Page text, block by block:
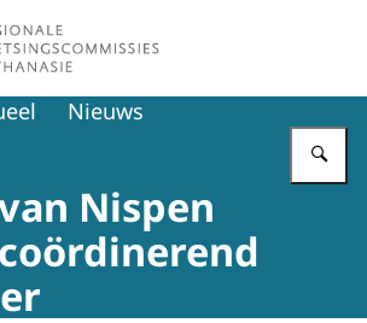
Nieuws
Nispen